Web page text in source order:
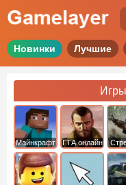
Новинки Лучшие
Майнкрафт ГТА онлайн